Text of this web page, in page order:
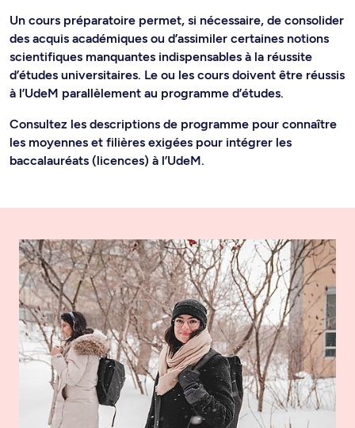
Un cours préparatoire permet, si nécessaire, de consolider
des acquis académiques ou d’assimiler certaines notions
scientifiques manquantes indispensables à la réussite
d’études universitaires. Le ou les cours doivent être réussis
à l’UdeM parallèlement au programme d’études.
Consultez les descriptions de programme pour connaître
les moyennes et filières exigées pour intégrer les
baccalauréats (licences) à l’UdeM.